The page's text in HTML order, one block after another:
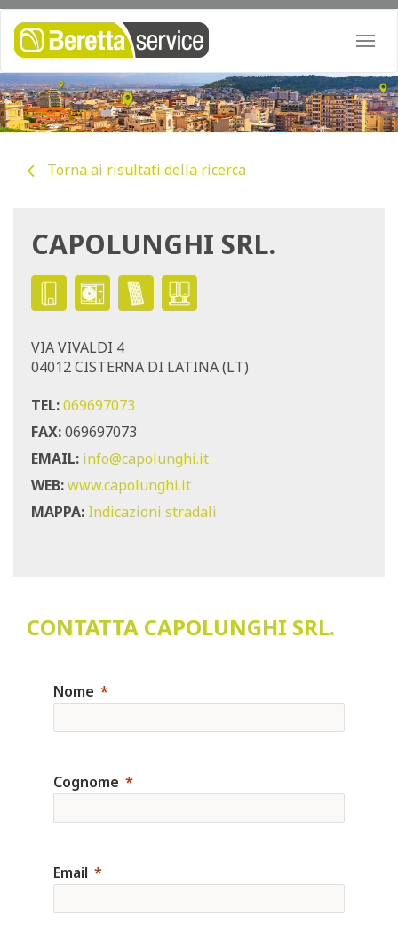
Torna ai risultati della ricerca
CAPOLUNGHI SRL.
VIA VIVALDI 4
04012 CISTERNA DI LATINA (LT)
TEL:069697073
FAX:069697073
EMAIL: info@capolunghi.it
WEB:www.capolunghi.it
MAPPA: Indicazioni stradali
CONTATTA CAPOLUNGHI SRL.
Nome
Cognome
Email